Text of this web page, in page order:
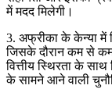
में मदद मिलेगी।
3. अफ्रीका के केन्या में
जिसके दौरान कम से
वित्तीय स्थिरता के
के सामने आने वाली